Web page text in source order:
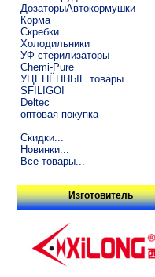
ДозаторыАвтокормушки
Корма
Скребки
Холодильники
УФ стерилизаторы
Chemi-Pure
УЦЕНЁННЫЕ товары
SFILIGOI
Deltec
оптовая покупка
Скидки...
Новинки...
Все товары...
Изготовитель